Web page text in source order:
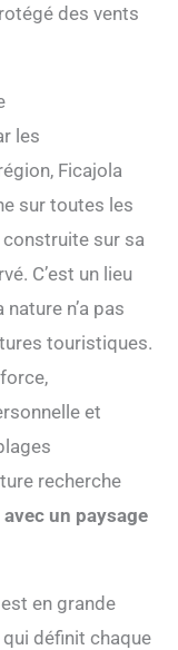
des vents
les
Ficajola
sur toutes les
sur sa
C’est un lieu
n’a pas
touristiques.
et
recherche
un paysage
en grande
définit chaque